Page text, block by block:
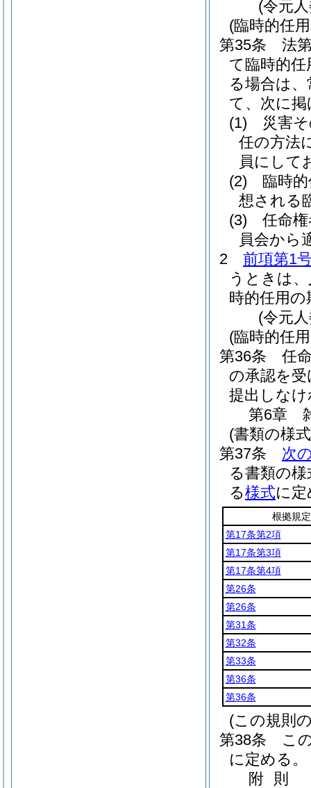
(令元
(臨時的任
第35条
法
て臨時的
る場合は
て、次に
(1)
災害
任の方法
員にして
(2)
臨時
想される
(3)
任命
員会から
2
前項第1
うときは
時的任用
(令元
(臨時的任
第36条
任
の承認を
提出しな
第6章
(書類の様
第37条
次
る書類の
る様式に
根拠規定
第17条第2項
第17条第3項
第17条第4項
第26条
第26条
第31条
第32条
第33条
第36条
第36条
(この規則
第38条
こ
に定める。
附 則